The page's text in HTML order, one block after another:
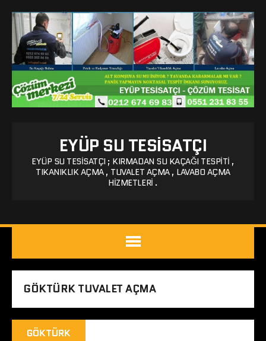
EYÜP SU TESISATÇI
EYÜP SU TESISATÇI ; KIRMADAN SU KAÇAĞI TESPITI ,
TIKANIKLIK AÇMA , TUVALET AÇMA , LAVABO AÇMA
HIZMETLERI .
GÖKTÜRK TUVALET AÇMA
GÖKTÜRK